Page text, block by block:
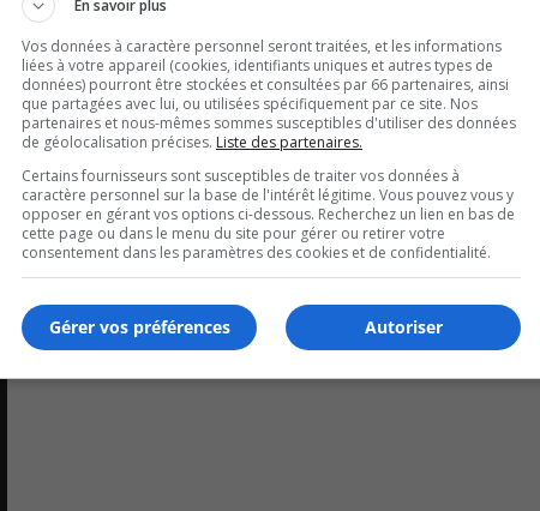
12
En savoir plus
Vos données à caractère personnel seront traitées, et les informations
liées à votre appareil (cookies, identifiants uniques et autres types de
données) pourront être stockées et consultées par 66 partenaires, ainsi
que partagées avec lui, ou utilisées spécifiquement par ce site. Nos
partenaires et nous-mêmes sommes susceptibles d'utiliser des données
de géolocalisation précises. Liste des partenaires.
Certains fournisseurs sont susceptibles de traiter vos données à
caractère personnel sur la base de l'intérêt légitime. Vous pouvez vous y
opposer en gérant vos options ci-dessous. Recherchez un lien en bas de
cette page ou dans le menu du site pour gérer ou retirer votre
consentement dans les paramètres des cookies et de confidentialité.
Autoriser
Gérer vos préférences